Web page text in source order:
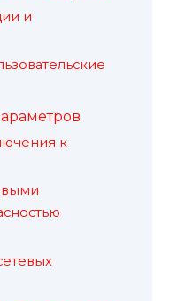
и
к